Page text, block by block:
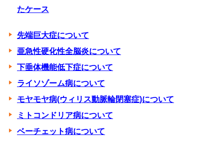
たケース
先端巨大症について
亜急性硬化性全脳炎について
下垂体機能低下症について
ライソゾーム病について
モヤモヤ病(ウィリス動脈輪閉塞症)について
ミトコンドリア病について
ベーチェット病について